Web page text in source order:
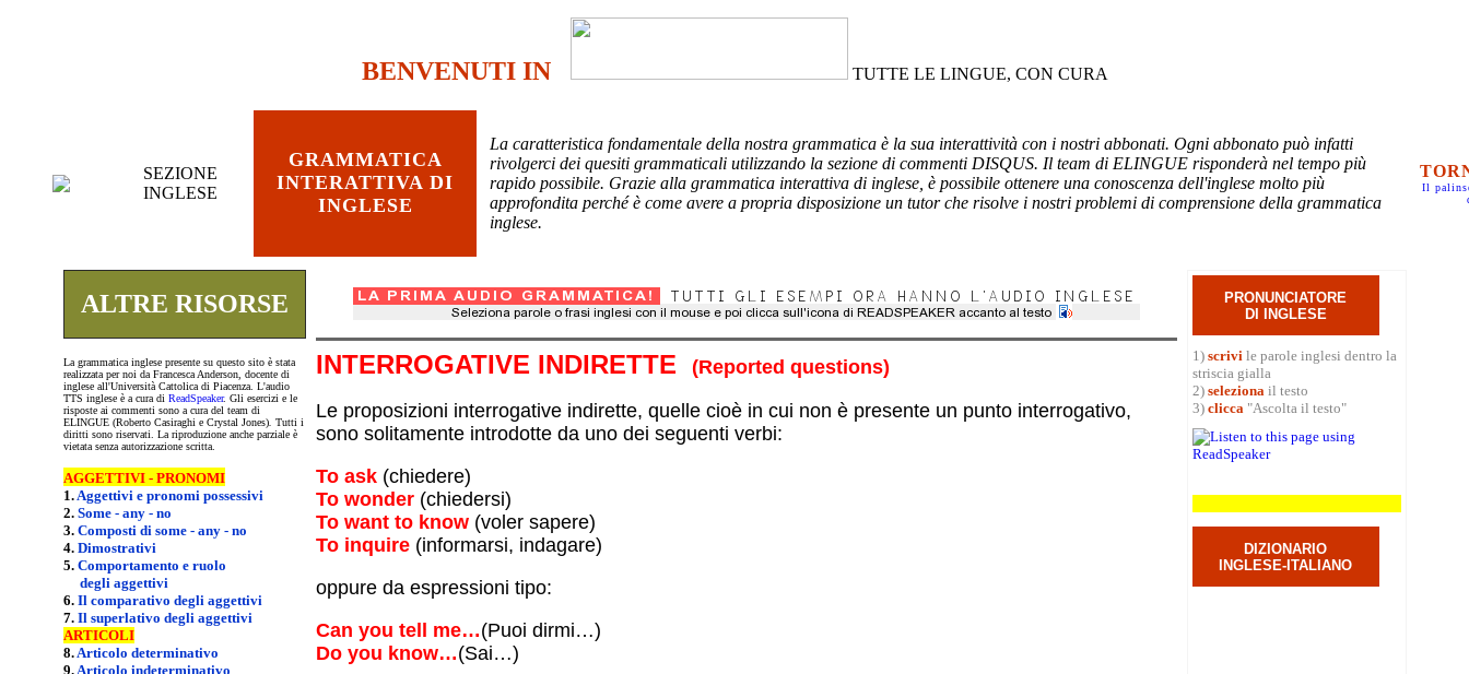
BENVENUTI IN TUTTE LE LINGUE, CON CURA
SEZIONE
INGLESE
GRAMMATICA
INTERATTIVA DI
INGLESE
La caratteristica fondamentale della nostra grammatica è la sua interattività con i nostri abbonati. Ogni abbonato può infatti
rivolgerci dei quesiti grammaticali utilizzando la sezione di commenti DISQUS. Il team di ELINGUE risponderà nel tempo più
rapido possibile. Grazie alla grammatica interattiva di inglese, è possibile ottenere una conoscenza dell'inglese molto più
approfondita perché è come avere a propria disposizione un tutor che risolve i nostri problemi di comprensione della grammatica
inglese.
Il
ALTRE RISORSE
La grammatica inglese presente su questo sito è stata
realizzata per noi da Francesca Anderson, docente di
inglese all'Università Cattolica di Piacenza. L'audio
TTS inglese è a cura di ReadSpeaker. Gli esercizi e le
risposte ai commenti sono a cura del team di
ELINGUE (Roberto Casiraghi e Crystal Jones). Tutti i
diritti sono riservati. La riproduzione anche parziale è
vietata senza autorizzazione scritta.
AGGETTIVI - PRONOMI
1.Aggettivi e pronomi possessivi
2. Some - any - no
3. Composti di some - any - no
4. Dimostrativi
5. Comportamento e ruolo
degli aggettivi
6. Il comparativo degli aggettivi
7. Il superlativo degli aggettivi
ARTICOLI
8.Articolo determinativo
9.Articolo indeterminativo
INTERROGATIVE INDIRETTE
(Reported questions)
Le proposizioni interrogative indirette, quelle cioè in cui non è presente un punto interrogativo,
sono solitamente introdotte da uno dei seguenti verbi:
To ask (chiedere)
To wonder (chiedersi)
To want to know (voler sapere)
To inquire (informarsi, indagare)
oppure da espressioni tipo:
Can you tell me…(Puoi dirmi…)
Do you know…(Sai…)
PRONUNCIATORE
DI INGLESE
1) scrivi
striscia gialla
2) seleziona il testo
3) clicca "Ascolta il testo"
DIZIONARIO
INGLESE-ITALIANO